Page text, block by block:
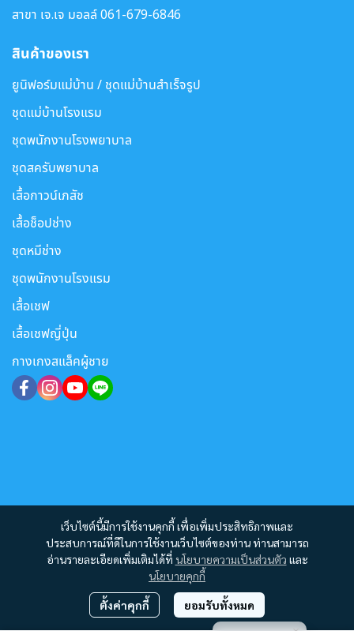
เว็บไซต์นี้มีการใช้งานคุกกี้ เพื่อเพิ่มประสิทธิภาพและ
ประสบการณ์ที่ดีในการใช้งานเว็บไซต์ของท่าน ท่านสามารถ
อ่านรายละเอียดเพิ่มเติมได้ที่ นโยบายความเป็นส่วนตัว และ
นโยบายคุกกี้
ตั้งค่าคุกกี้ ยอมรับทั้งหมด
สาขา เจ.เจ มอลล์061-679-6846
สินค้าของเรา
ยูนิฟอร์มแม่บ้าน / ชุดแม่บ้านสำเร็จรูป
ชุดแม่บ้านโรงแรม
ชุดพนักงานโรงพยาบาล
ชุดสครับพยาบาล
เสื้อกาวน์เภสัช
เสื้อช็อปช่าง
ชุดหมีช่าง
ชุดพนักงานโรงแรม
เสื้อเชฟ
เสื้อเชฟญี่ปุ่น
กางเกงสแล็คผู้ชาย